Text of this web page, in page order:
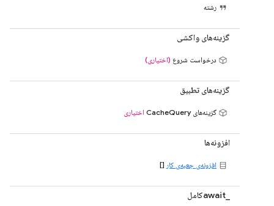
رشته
گزینه‌های واکشی
درخواست شروع (اختیاری)
گزینه‌های تطبیق
گزینه‌های CacheQuery اختیاری
افزونه‌ها
افزونه‌ی جعبه‌ی کار []